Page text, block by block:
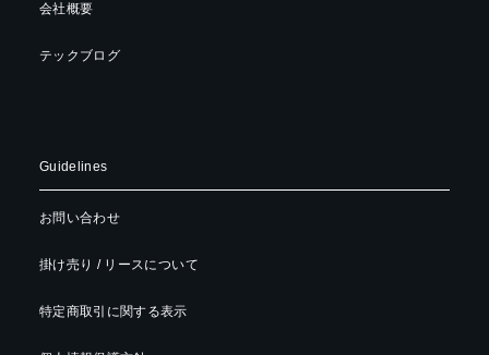
会社概要
テックブログ
Guidelines
お問い合わせ
掛け売り / リースについて
特定商取引に関する表示